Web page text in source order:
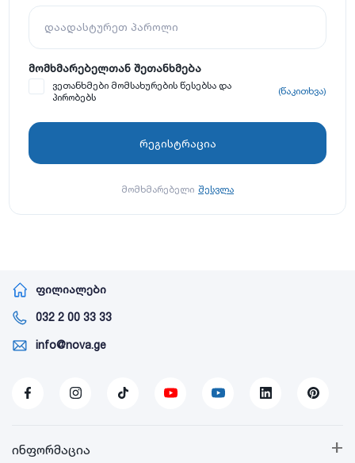
დაადასტურეთ პაროლი
მომხმარებელთან შეთანხმება
ვეთანხმები მომსახურების წესებსა და
პირობებს
(წაკითხვა)
მომხმარებელი შესვლა
ფილიალები
032 2 00 33 33
info@nova.ge
+
ინფორმაცია